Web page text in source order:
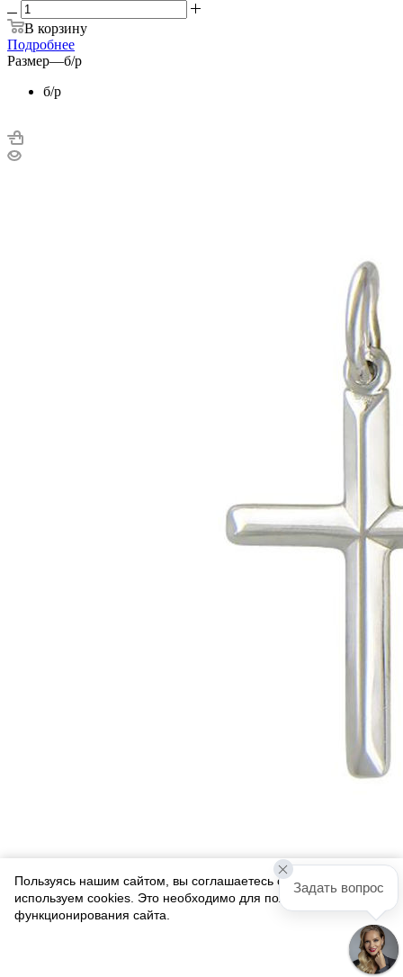
В корзину
Подробнее
Размер—б/р
б/р
Пользуясь нашим сайтом, вы соглашаетесь с тем, что мы
используем cookies. Это необходимо для полноценного
функционирования сайта.
Задать вопрос